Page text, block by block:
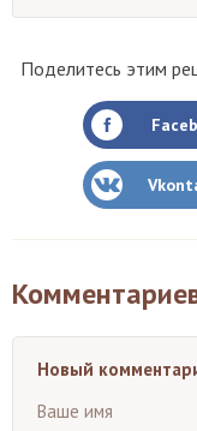
Поделитесь этим
Новый
Ваше имя